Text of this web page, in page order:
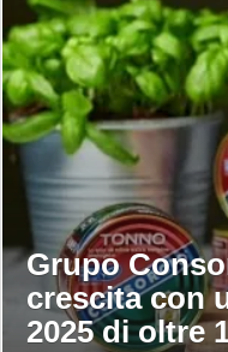
Grupo
crescita con
2025 di oltre